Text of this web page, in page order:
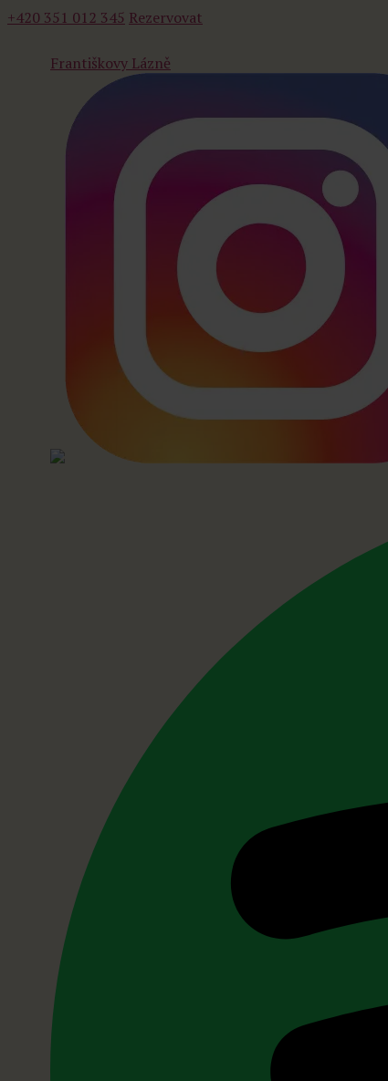
+420 351 012 345 Rezervovat
Františkovy Lázně